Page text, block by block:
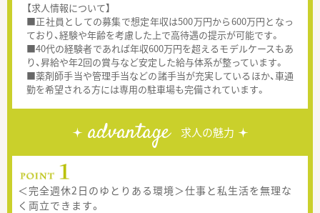
【求人情報について】
■正社員としての募集で想定年収は500万円から600万円となっ
ており、経験や年齢を考慮した上で高待遇の提示が可能です。
■40代の経験者であれば年収600万円を超えるモデルケースもあ
り、昇給や年2回の賞与など安定した給与体系が整っています。
■薬剤師手当や管理手当などの諸手当が充実しているほか、車通
勤を希望される方には専用の駐車場も完備されています。
advantage 求人の魅力
＜完全週休2日のゆとりある環境＞仕事と私生活を無理な
く両立できます。